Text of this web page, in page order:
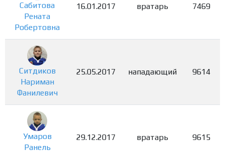
Сабитова
Рената
Робертовна
16.01.2017 вратарь 7469
Ситдиков
Нариман
Фанилевич
25.05.2017 нападающий 9614
Умаров
Ранель
29.12.2017 вратарь 9615